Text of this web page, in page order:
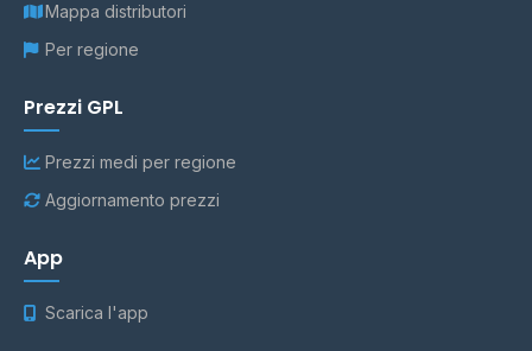
Mappa distributori
Per regione
Prezzi GPL
Prezzi medi per regione
Aggiornamento prezzi
App
Scarica l'app